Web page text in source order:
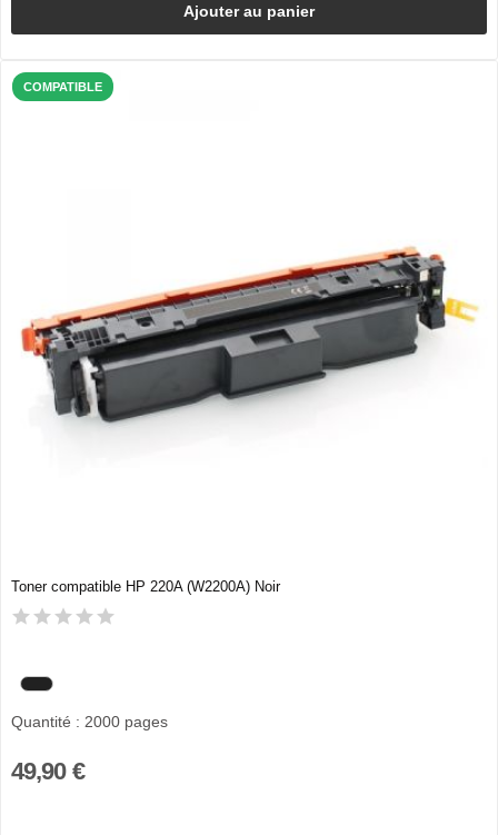
Ajouter au panier
COMPATIBLE
Toner compatible HP 220A (W2200A) Noir
Quantité : 2000 pages
49,90 €